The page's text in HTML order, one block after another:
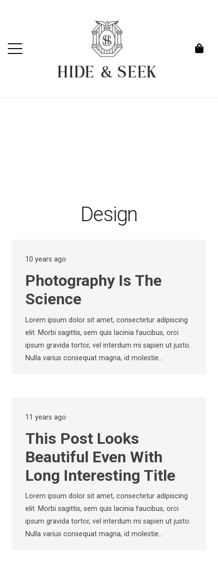
Design
10 years ago
Photography Is The
Science
Lorem ipsum dolor sit amet, consectetur adipiscing
elit. Morbi sagittis, sem quis lacinia faucibus, orci
ipsum gravida tortor, vel interdum mi sapien ut justo.
Nulla varius consequat magna, id molestie…
11 years ago
This Post Looks
Beautiful Even With
Long Interesting Title
Lorem ipsum dolor sit amet, consectetur adipiscing
elit. Morbi sagittis, sem quis lacinia faucibus, orci
ipsum gravida tortor, vel interdum mi sapien ut justo.
Nulla varius consequat magna, id molestie…